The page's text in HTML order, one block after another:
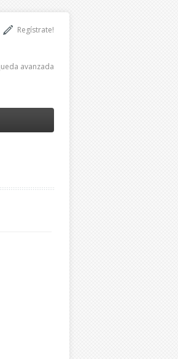
Regístrate!
avanzada